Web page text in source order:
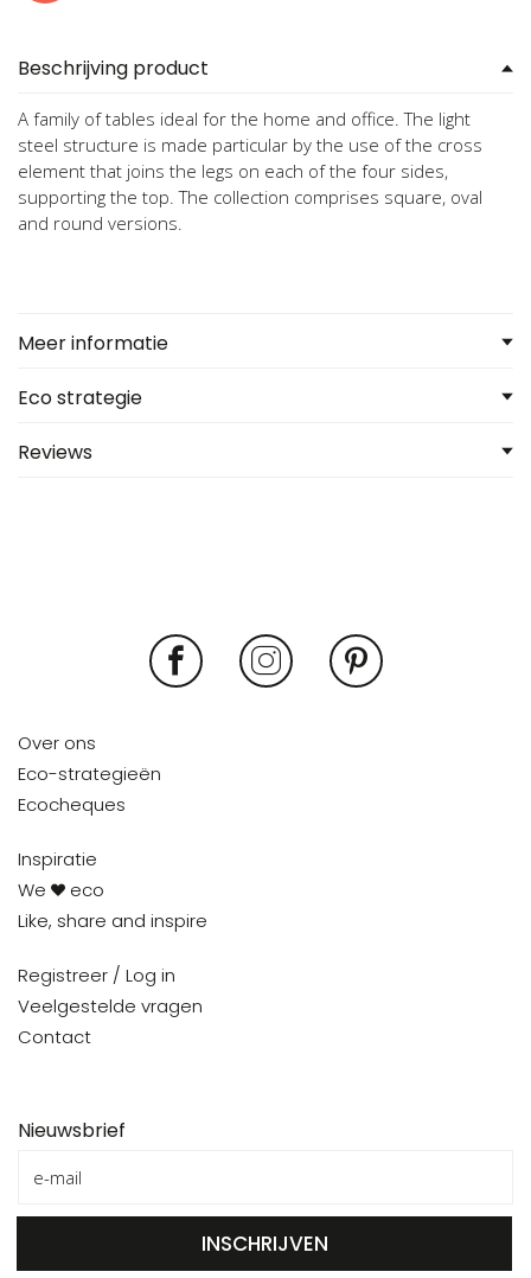
Beschrijving product
A family of tables ideal for the home and office. The light
steel structure is made particular by the use of the cross
element that joins the legs on each of the four sides,
supporting the top. The collection comprises square, oval
and round versions.
Meer informatie
Eco strategie
Reviews
Over ons
Eco-strategieën
Ecocheques
Inspiratie
We
eco
Like, share and inspire
Registreer / Log in
Veelgestelde vragen
Contact
Nieuwsbrief
INSCHRIJVEN